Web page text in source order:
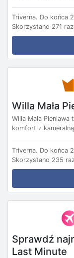
Triverna. Do końca
Skorzystano 271
Willa Mała
Willa Mała
komfort z
Triverna. Do końca
Skorzystano 235
Sprawdź
Last Minute